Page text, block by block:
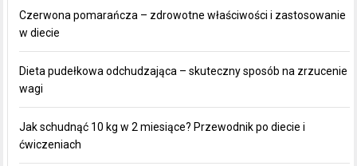
Czerwona pomarańcza – zdrowotne właściwości i zastosowanie
w diecie
Dieta pudełkowa odchudzająca – skuteczny sposób na zrzucenie
wagi
Jak schudnąć 10 kg w 2 miesiące? Przewodnik po diecie i
ćwiczeniach